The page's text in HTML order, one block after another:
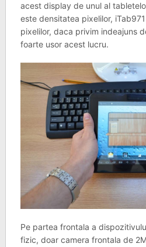
acest display de unul al
este densitatea pixelilor,
pixelilor, daca privim indeajuns
foarte usor acest lucru.
Pe partea frontala a
fizic, doar camera frontala de